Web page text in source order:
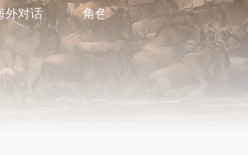
外对话 角色型对话 专用型对话